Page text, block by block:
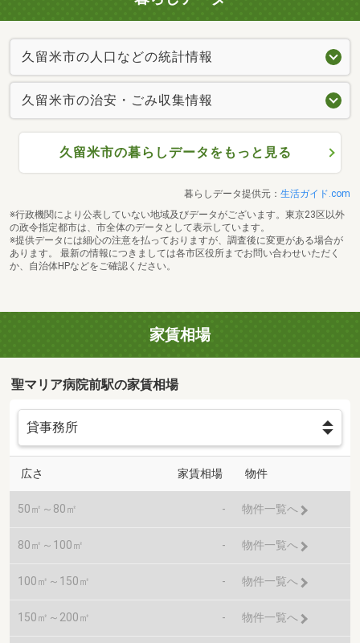
久留米市の人口などの統計情報
久留米市の治安・ごみ収集情報
久留米市の暮らしデータをもっと見る
暮らしデータ提供元： 生活ガイド.com
※行政機関により公表していない地域及びデータがございます。東京23区以外
の政令指定都市は、市全体のデータとして表示しています。
※提供データには細心の注意を払っておりますが、調査後に変更がある場合が
あります。 最新の情報につきましては各市区役所までお問い合わせいただく
か、自治体HPなどをご確認ください。
家賃相場
聖マリア病院前駅の家賃相場
広さ 家賃相場 物件
50㎡～80㎡ - 物件一覧へ
80㎡～100㎡ - 物件一覧へ
100㎡～150㎡ - 物件一覧へ
150㎡～200㎡ - 物件一覧へ